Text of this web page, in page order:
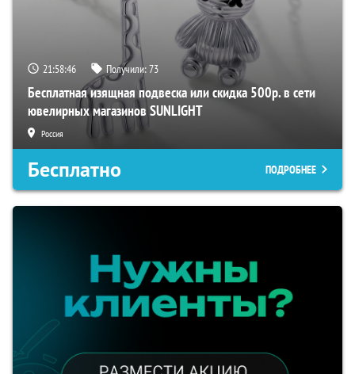
21:58:45 Получили:73
Бесплатная изящная подвеска или скидка 500р. в сети
ювелирных магазинов SUNLIGHT
Россия
Бесплатно ПОДРОБНЕЕ